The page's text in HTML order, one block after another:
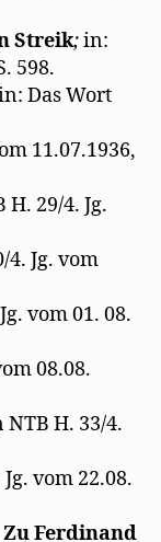
Streik;in:
598.
Das Wort
11.07.1936,
H. 29/4. Jg.
4. Jg. vom
vom 01. 08.
08.08.
NTB H. 33/4.
vom 22.08.
Zu Ferdinand